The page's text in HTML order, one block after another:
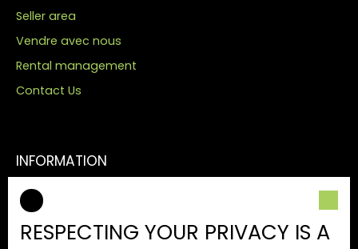
Seller area
Vendre avec nous
Rental management
Contact Us
INFORMATION
Our fees
Legal
Privacy Policy
RESPECTING YOUR PRIVACY IS A